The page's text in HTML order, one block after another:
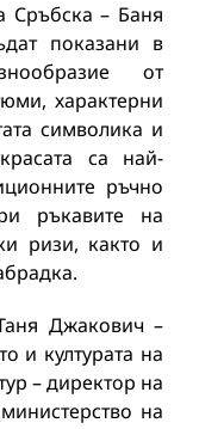
Сръбска – Баня
показани в
от
характерни
символика и
са най-
ръчно
ръкавите на
ризи, както и
Джакович –
и културата на
– директор на
на